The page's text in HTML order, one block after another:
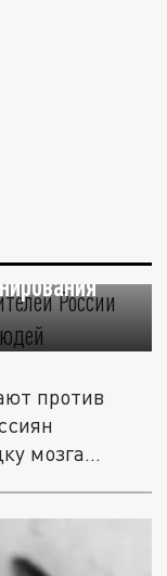
против
мозга...